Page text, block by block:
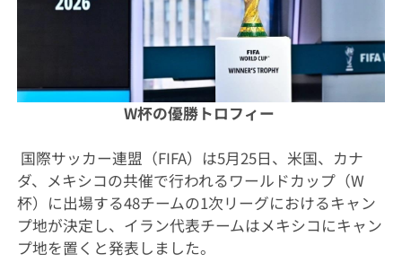
W杯の優勝トロフィー
国際サッカー連盟（FIFA）は5月25日、米国、カナ
ダ、メキシコの共催で行われるワールドカップ（W
杯）に出場する48チームの1次リーグにおけるキャン
プ地が決定し、イラン代表チームはメキシコにキャン
プ地を置くと発表しました。